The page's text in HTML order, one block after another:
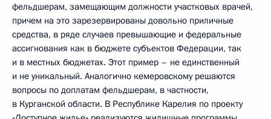
фельдшерам, замещающим должности участковых врачей,
причем на это зарезервированы довольно приличные
средства, в ряде случаев превышающие и федеральные
ассигнования как в бюджете субъектов Федерации, так
и в местных бюджетах. Этот пример – не единственный
и не уникальный. Аналогично кемеровскому решаются
вопросы по доплатам фельдшерам, в частности,
в Курганской области. В Республике Карелия по проекту